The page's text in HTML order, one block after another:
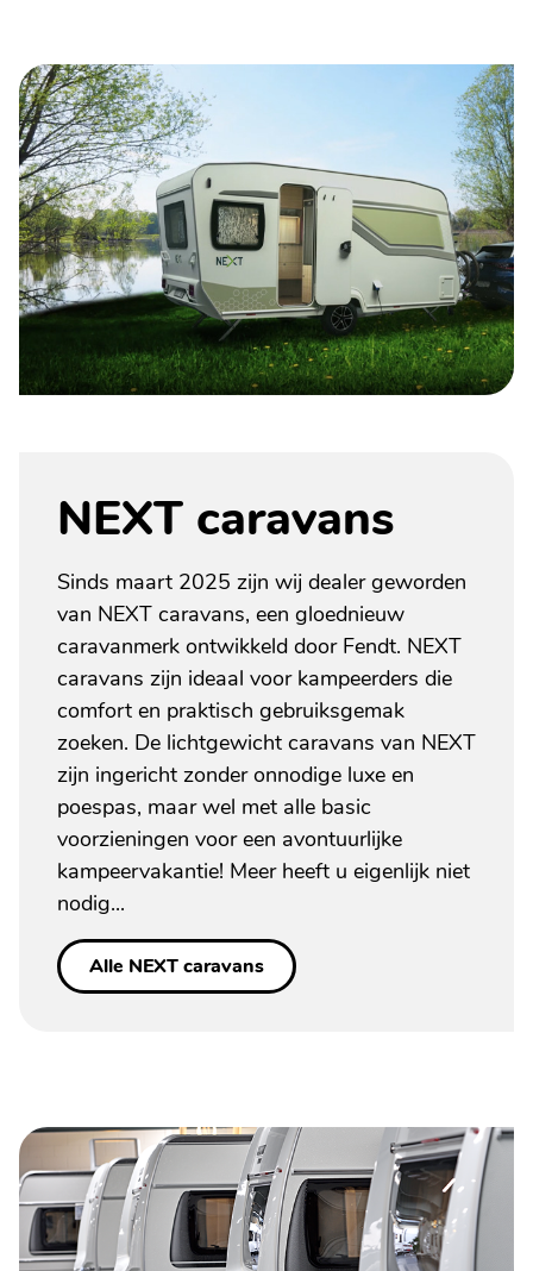
NEXT caravans
Sinds maart 2025 zijn wij dealer geworden
van NEXT caravans, een gloednieuw
caravanmerk ontwikkeld door Fendt. NEXT
caravans zijn ideaal voor kampeerders die
comfort en praktisch gebruiksgemak
zoeken. De lichtgewicht caravans van NEXT
zijn ingericht zonder onnodige luxe en
poespas, maar wel met alle basic
voorzieningen voor een avontuurlijke
kampeervakantie! Meer heeft u eigenlijk niet
nodig...
Alle NEXT caravans